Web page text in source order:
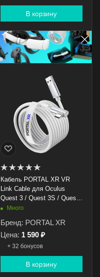
В корзину
Кабель PORTAL XR VR
Link Cable для Oculus
Quest 3 / Quest 3S / Quest
2 / Pico 4 (5 метров)
Много
Бренд: PORTAL XR
Цена: 1 590 ₽
+ 32 бонусов
В корзину